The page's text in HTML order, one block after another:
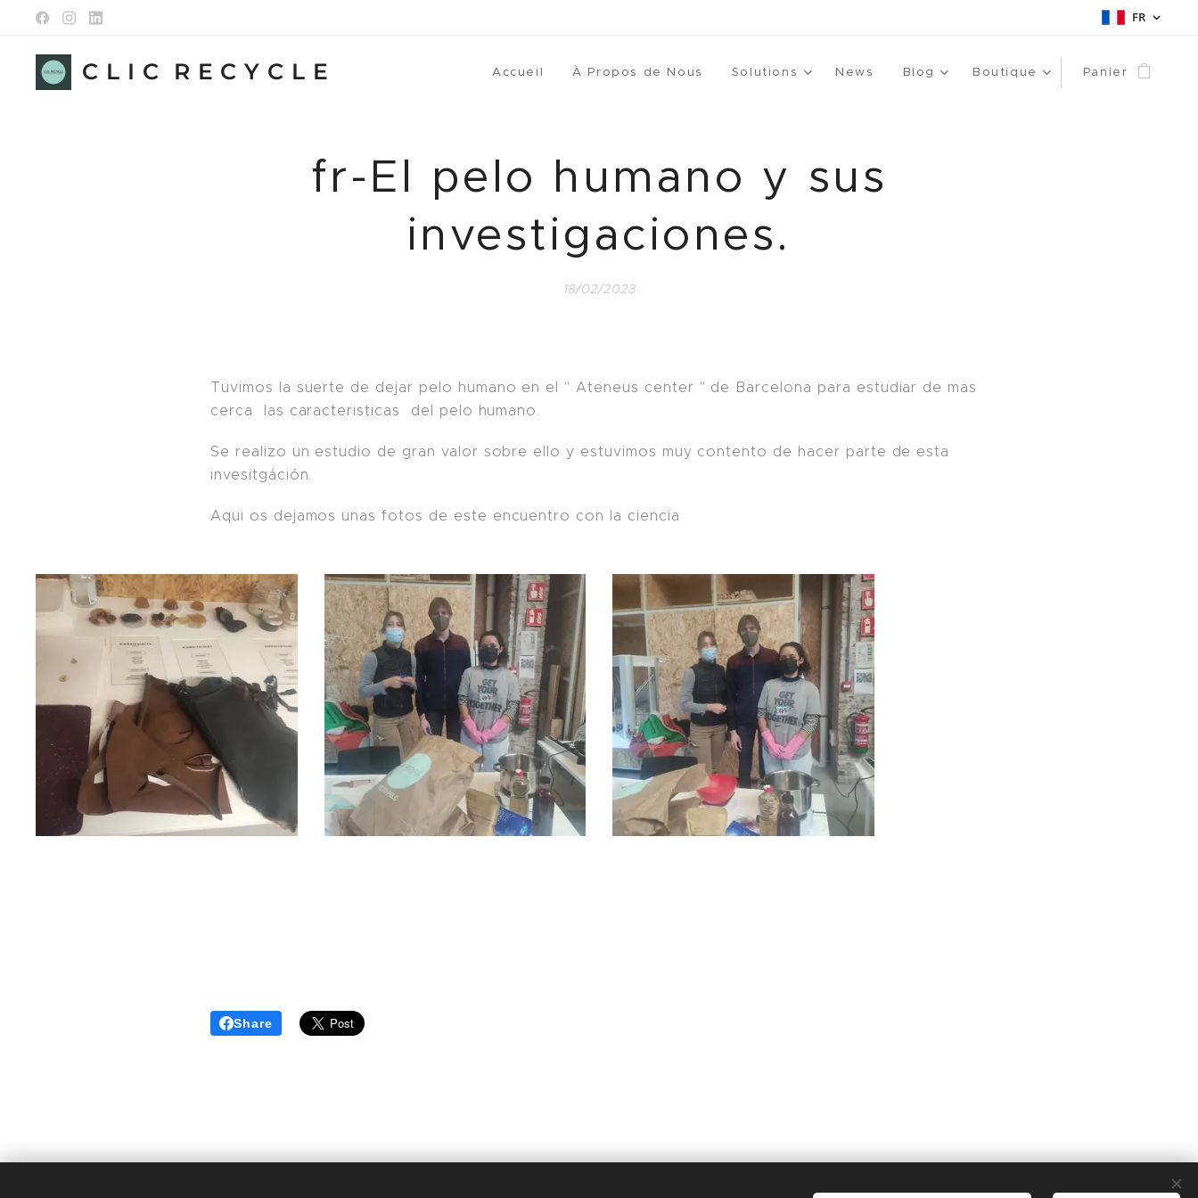
FR
C L I C R E C Y C L E Accueil À Propos de Nous Solutions News Blog Boutique Panier
fr-El pelo humano y sus
investigaciones.
18/02/2023
Tuvimos la suerte de dejar pelo humano en el " Ateneus center " de Barcelona para estudiar de mas
cerca las caracteristicas del pelo humano.
Se realizo un estudio de gran valor sobre ello y estuvimos muy contento de hacer parte de esta
invesitgáción.
Aqui os dejamos unas fotos de este encuentro con la ciencia
Share